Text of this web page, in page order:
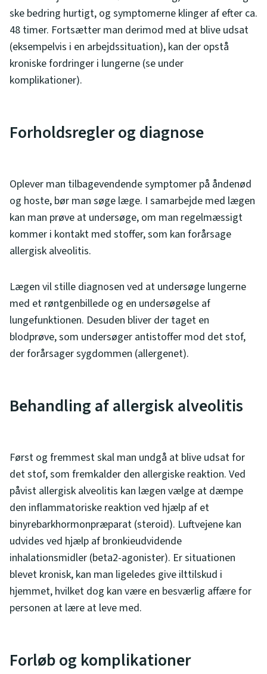
ske bedring hurtigt, og symptomerne klinger af efter ca.
48 timer. Fortsætter man derimod med at blive udsat
(eksempelvis i en arbejdssituation), kan der opstå
kroniske fordringer i lungerne (se under
komplikationer).
Forholdsregler og diagnose
Oplever man tilbagevendende symptomer på åndenød
og hoste, bør man søge læge. I samarbejde med lægen
kan man prøve at undersøge, om man regelmæssigt
kommer i kontakt med stoffer, som kan forårsage
allergisk alveolitis.
Lægen vil stille diagnosen ved at undersøge lungerne
med et røntgenbillede og en undersøgelse af
lungefunktionen. Desuden bliver der taget en
blodprøve, som undersøger antistoffer mod det stof,
der forårsager sygdommen (allergenet).
Behandling af allergisk alveolitis
Først og fremmest skal man undgå at blive udsat for
det stof, som fremkalder den allergiske reaktion. Ved
påvist allergisk alveolitis kan lægen vælge at dæmpe
den inflammatoriske reaktion ved hjælp af et
binyrebarkhormonpræparat (steroid). Luftvejene kan
udvides ved hjælp af bronkieudvidende
inhalationsmidler (beta2-agonister). Er situationen
blevet kronisk, kan man ligeledes give ilttilskud i
hjemmet, hvilket dog kan være en besværlig affære for
personen at lære at leve med.
Forløb og komplikationer